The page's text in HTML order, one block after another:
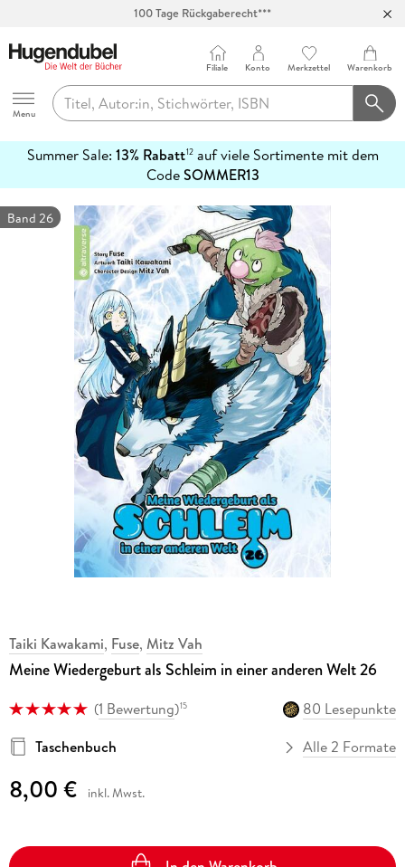
100 Tage Rückgaberecht***
Hugendubel
Menu
Filiale Konto Merkzettel Warenkorb
Summer Sale: 13% Rabatt12auf viele Sortimente mit dem
CodeSOMMER13
erfahren
Band 26
Taiki Kawakami, Fuse, Mitz Vah
Meine Wiedergeburt als Schleim in einer anderen Welt 26
(1 Bewertung)15
80 Lesepunkte
Taschenbuch
Alle 2 Formate
8,00 € inkl. Mwst.